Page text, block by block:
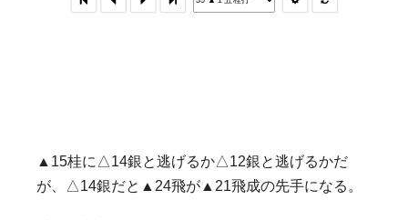
▲15桂に△14銀と逃げるか△12銀と逃げるかだ
が、△14銀だと▲24飛が▲21飛成の先手になる。